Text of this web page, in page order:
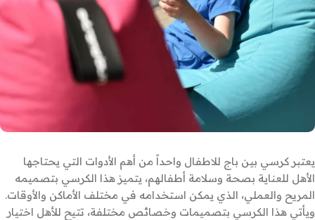
يعتبر كرسي بين باج للاطفال واحداً من أهم الأدوات التي يحتاجها
الأهل للعناية بصحة وسلامة أطفالهم، يتميز هذا الكرسي بتصميمه
المريح والعملي، الذي يمكن استخدامه في مختلف الأماكن والأوقات.
ويأتي هذا الكرسي بتصميمات وخصائص مختلفة، تتيح للأهل اختيار